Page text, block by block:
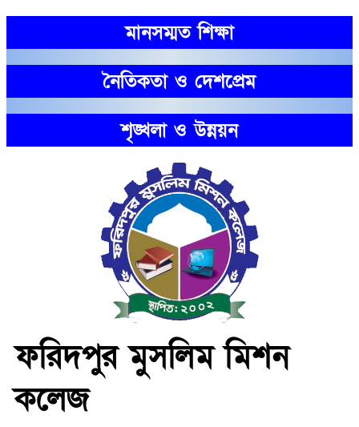
মানসম্মত শিক্ষা
নৈতিকতা ও দেশপ্রেম
শৃঙ্খলা ও উন্নয়ন
ফরিদপুর মুসলিম মিশন
কলেজ